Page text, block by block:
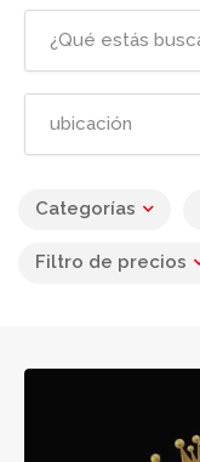
Categorías
Filtro de precios